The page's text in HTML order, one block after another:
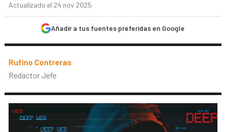
Actualizado el 24 nov 2025
Añadir a tus fuentes preferidas en Google
Rufino Contreras
Redactor Jefe